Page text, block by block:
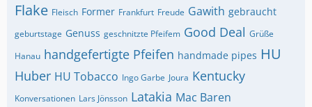
Flake Fleisch Former Frankfurt Freude Gawith gebraucht
geburtstage Genuss geschnitzte Pfeifem Good Deal Grüße
Hanau handgefertigte Pfeifen handmade pipes HU
Huber HU Tobacco Ingo Garbe Joura Kentucky
Konversationen Lars Jönsson Latakia Mac Baren